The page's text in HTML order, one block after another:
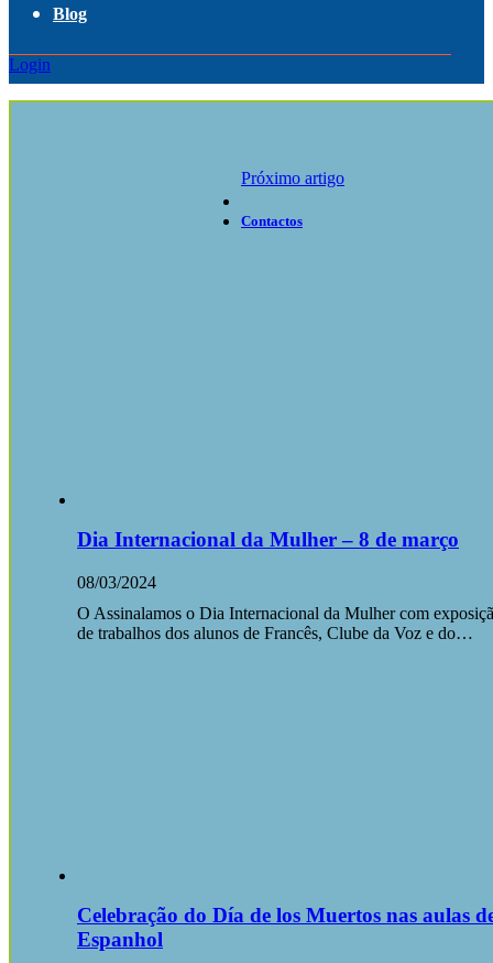
Blog
Login
Próximo artigo
Contactos
Dia Internacional da Mulher – 8 de março
08/03/2024
O Assinalamos o Dia Internacional da Mulher com
de trabalhos dos alunos de Francês, Clube da Voz e do…
Celebração do Día de los Muertos nas aulas
Espanhol